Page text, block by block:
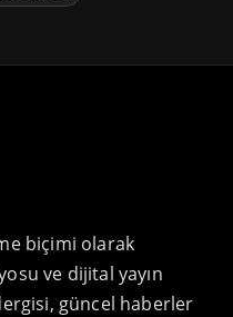
biçimi olarak
ve dijital yayın
güncel haberler